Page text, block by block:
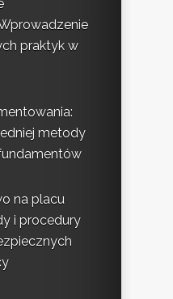
praktyk w
metody
na placu
i procedury